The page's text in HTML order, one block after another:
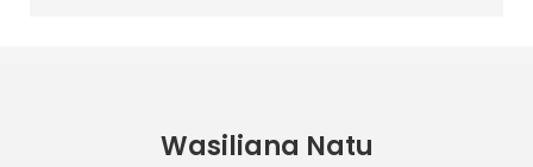
Wasiliana Natu